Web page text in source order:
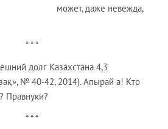
может, даже невежда,
* * *
долг Казахстана 4,3
№ 40-42, 2014). Апырай а! Кто
Правнуки?
* * *